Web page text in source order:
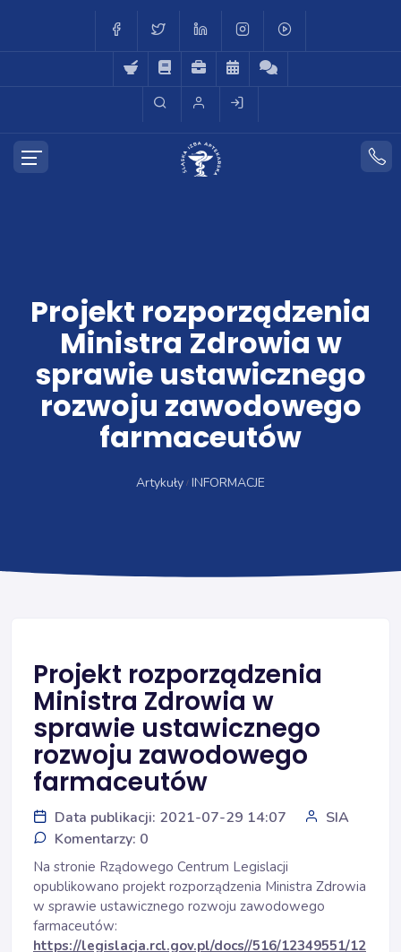
Projekt rozporządzenia
Ministra Zdrowia w
sprawie ustawicznego
rozwoju zawodowego
farmaceutów
Artykuły INFORMACJE
Projekt rozporządzenia
Ministra Zdrowia w
sprawie ustawicznego
rozwoju zawodowego
farmaceutów
Data publikacji: 2021-07-29 14:07
SIA
Komentarzy: 0
Na stronie Rządowego Centrum Legislacji
opublikowano projekt rozporządzenia Ministra Zdrowia
w sprawie ustawicznego rozwoju zawodowego
farmaceutów:
https://legislacja.rcl.gov.pl/docs//516/12349551/12